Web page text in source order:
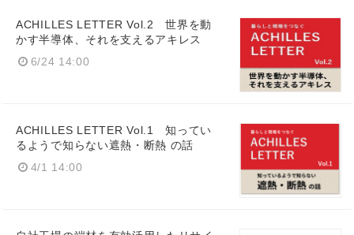
ACHILLES LETTER Vol.2 世界を動
かす半導体、それを支えるアキレス
6/24 14:00
ACHILLES LETTER Vol.1 知ってい
るようで知らない遮熱・断熱 の話
4/1 14:00